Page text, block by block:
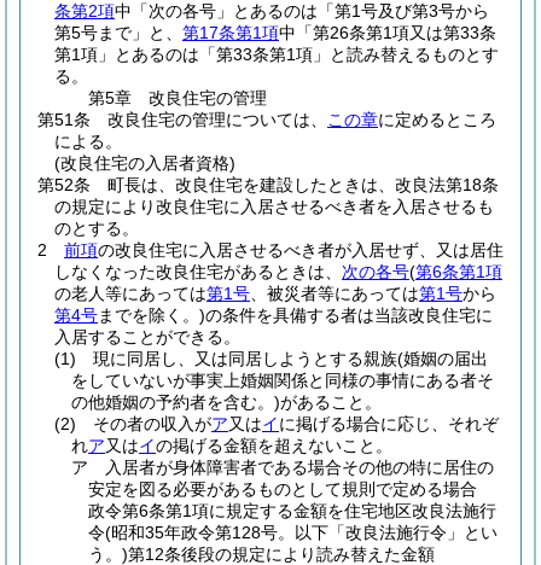
条第2項中「次の各号」とあるのは「第1号及び第3号から
第5号まで」と、 第17条第1項中「第26条第1項又は第33条
第1項」とあるのは「第33条第1項」と読み替えるものとす
る。
第5章
改良住宅の管理
第51条
改良住宅の管理については、 この章に定めるところ
による。
(改良住宅の入居者資格)
第52条
町長は、改良住宅を建設したときは、改良法第18条
の規定により改良住宅に入居させるべき者を入居させるも
のとする。
2
前項の改良住宅に入居させるべき者が入居せず、又は居住
しなくなった改良住宅があるときは、 次の各号(第6条第1項
の老人等にあっては第1号 、被災者等にあっては第1号から
第4号までを除く。)の条件を具備する者は当該改良住宅に
入居することができる。
(1)
現に同居し、又は同居しようとする親族(婚姻の届出
をしていないが事実上婚姻関係と同様の事情にある者そ
の他婚姻の予約者を含む。)があること。
(2)
その者の収入がア又はイに掲げる場合に応じ、それぞ
れア又はイの掲げる金額を超えないこと。
ア
入居者が身体障害者である場合その他の特に居住の
安定を図る必要があるものとして規則で定める場合
政令第6条第1項に規定する金額を住宅地区改良法施行
令(昭和35年政令第128号。以下「改良法施行令」とい
う。)第12条後段の規定により読み替えた金額